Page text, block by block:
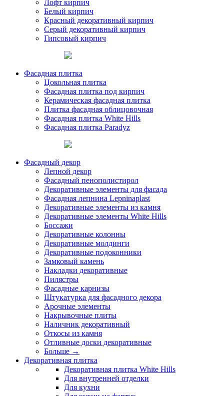
Лофт кирпич
Белый кирпич
Красный декоративный кирпич
Серый декоративный кирпич
Гипсовый кирпич
Фасадная плитка
Цокольная плитка
Фасадная плитка под кирпич
Керамическая фасадная плитка
Плитка фасадная облицовочная
Фасадная плитка White Hills
Фасадная плитка Paradyz
Фасадный декор
Лепной декор
Фасадный пенополистирол
Декоративные элементы для фасада
Фасадная лепнина Lepninaplast
Декоративные элементы из камня
Декоративные элементы White Hills
Боссажи
Декоративные колонны
Декоративные молдинги
Декоративные подоконники
Замковый камень
Накладки декоративные
Пилястры
Фасадные карнизы
Штукатурка для фасадного декора
Арочные элементы
Накрывочные плиты
Наличник декоративный
Откосы из камня
Отливные доски декоративные
Больше →
Декоративная плитка
Декоративная плитка White Hills
Для внутренней отделки
Для кухни